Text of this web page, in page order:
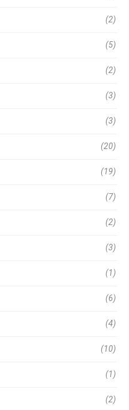
(2)
(5)
(2)
(3)
(3)
(20)
(19)
(7)
(2)
(3)
(1)
(6)
(4)
(10)
(1)
(2)